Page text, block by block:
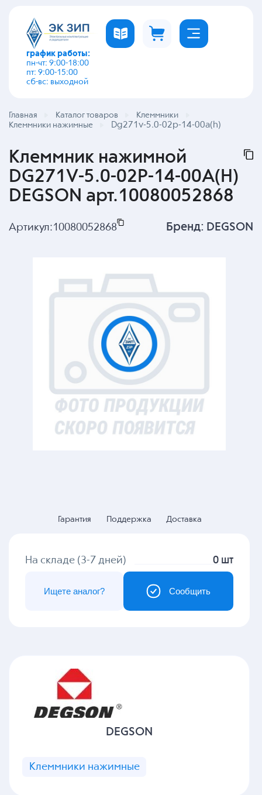
график работы:
пн-чт: 9:00-18:00
пт: 9:00-15:00
сб-вс: выходной
Главная Каталог товаров
Клеммники
Клеммники нажимные
Dg271v-5.0-02p-14-00a(h)
Клеммник нажимной
DG271V-5.0-02P-14-00A(H)
DEGSON арт.10080052868
Артикул:10080052868 Бренд: DEGSON
Гарантия Поддержка Доставка
На складе (3-7 дней) 0 шт
Сообщить
Ищете аналог?
DEGSON
Клеммники нажимные